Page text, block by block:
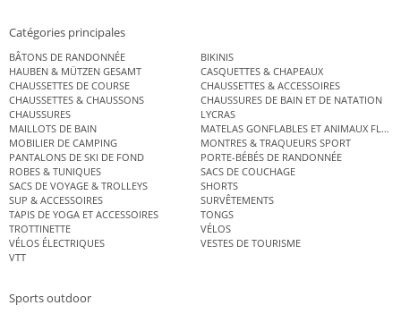
Catégories principales
BÂTONS DE RANDONNÉE
BIKINIS
HAUBEN & MÜTZEN GESAMT
CASQUETTES & CHAPEAUX
CHAUSSETTES DE COURSE
CHAUSSETTES & ACCESSOIRES
CHAUSSETTES & CHAUSSONS
CHAUSSURES DE BAIN ET DE NATATION
CHAUSSURES
LYCRAS
MAILLOTS DE BAIN
MATELAS GONFLABLES ET ANIMAUX
MOBILIER DE CAMPING
MONTRES & TRAQUEURS SPORT
PANTALONS DE SKI DE FOND
PORTE-BÉBÉS DE RANDONNÉE
ROBES & TUNIQUES
SACS DE COUCHAGE
SACS DE VOYAGE & TROLLEYS
SHORTS
SUP & ACCESSOIRES
SURVÊTEMENTS
TAPIS DE YOGA ET ACCESSOIRES
TONGS
TROTTINETTE
VÉLOS
VÉLOS ÉLECTRIQUES
VESTES DE TOURISME
VTT
Sports outdoor